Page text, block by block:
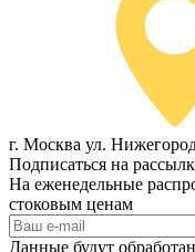
г. Москва ул.
Подписаться на
На еженедельные
стоковым ценам
Данные будут